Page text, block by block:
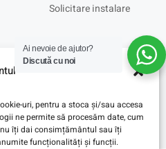
uri, pentru a stoca și/sau accesa
ne permite să procesăm date, cum
îți dai consimțământul sau îți
funcționalități și funcții.
Solicitare instalare
Ai nevoie de ajutor?
Discută cu noi